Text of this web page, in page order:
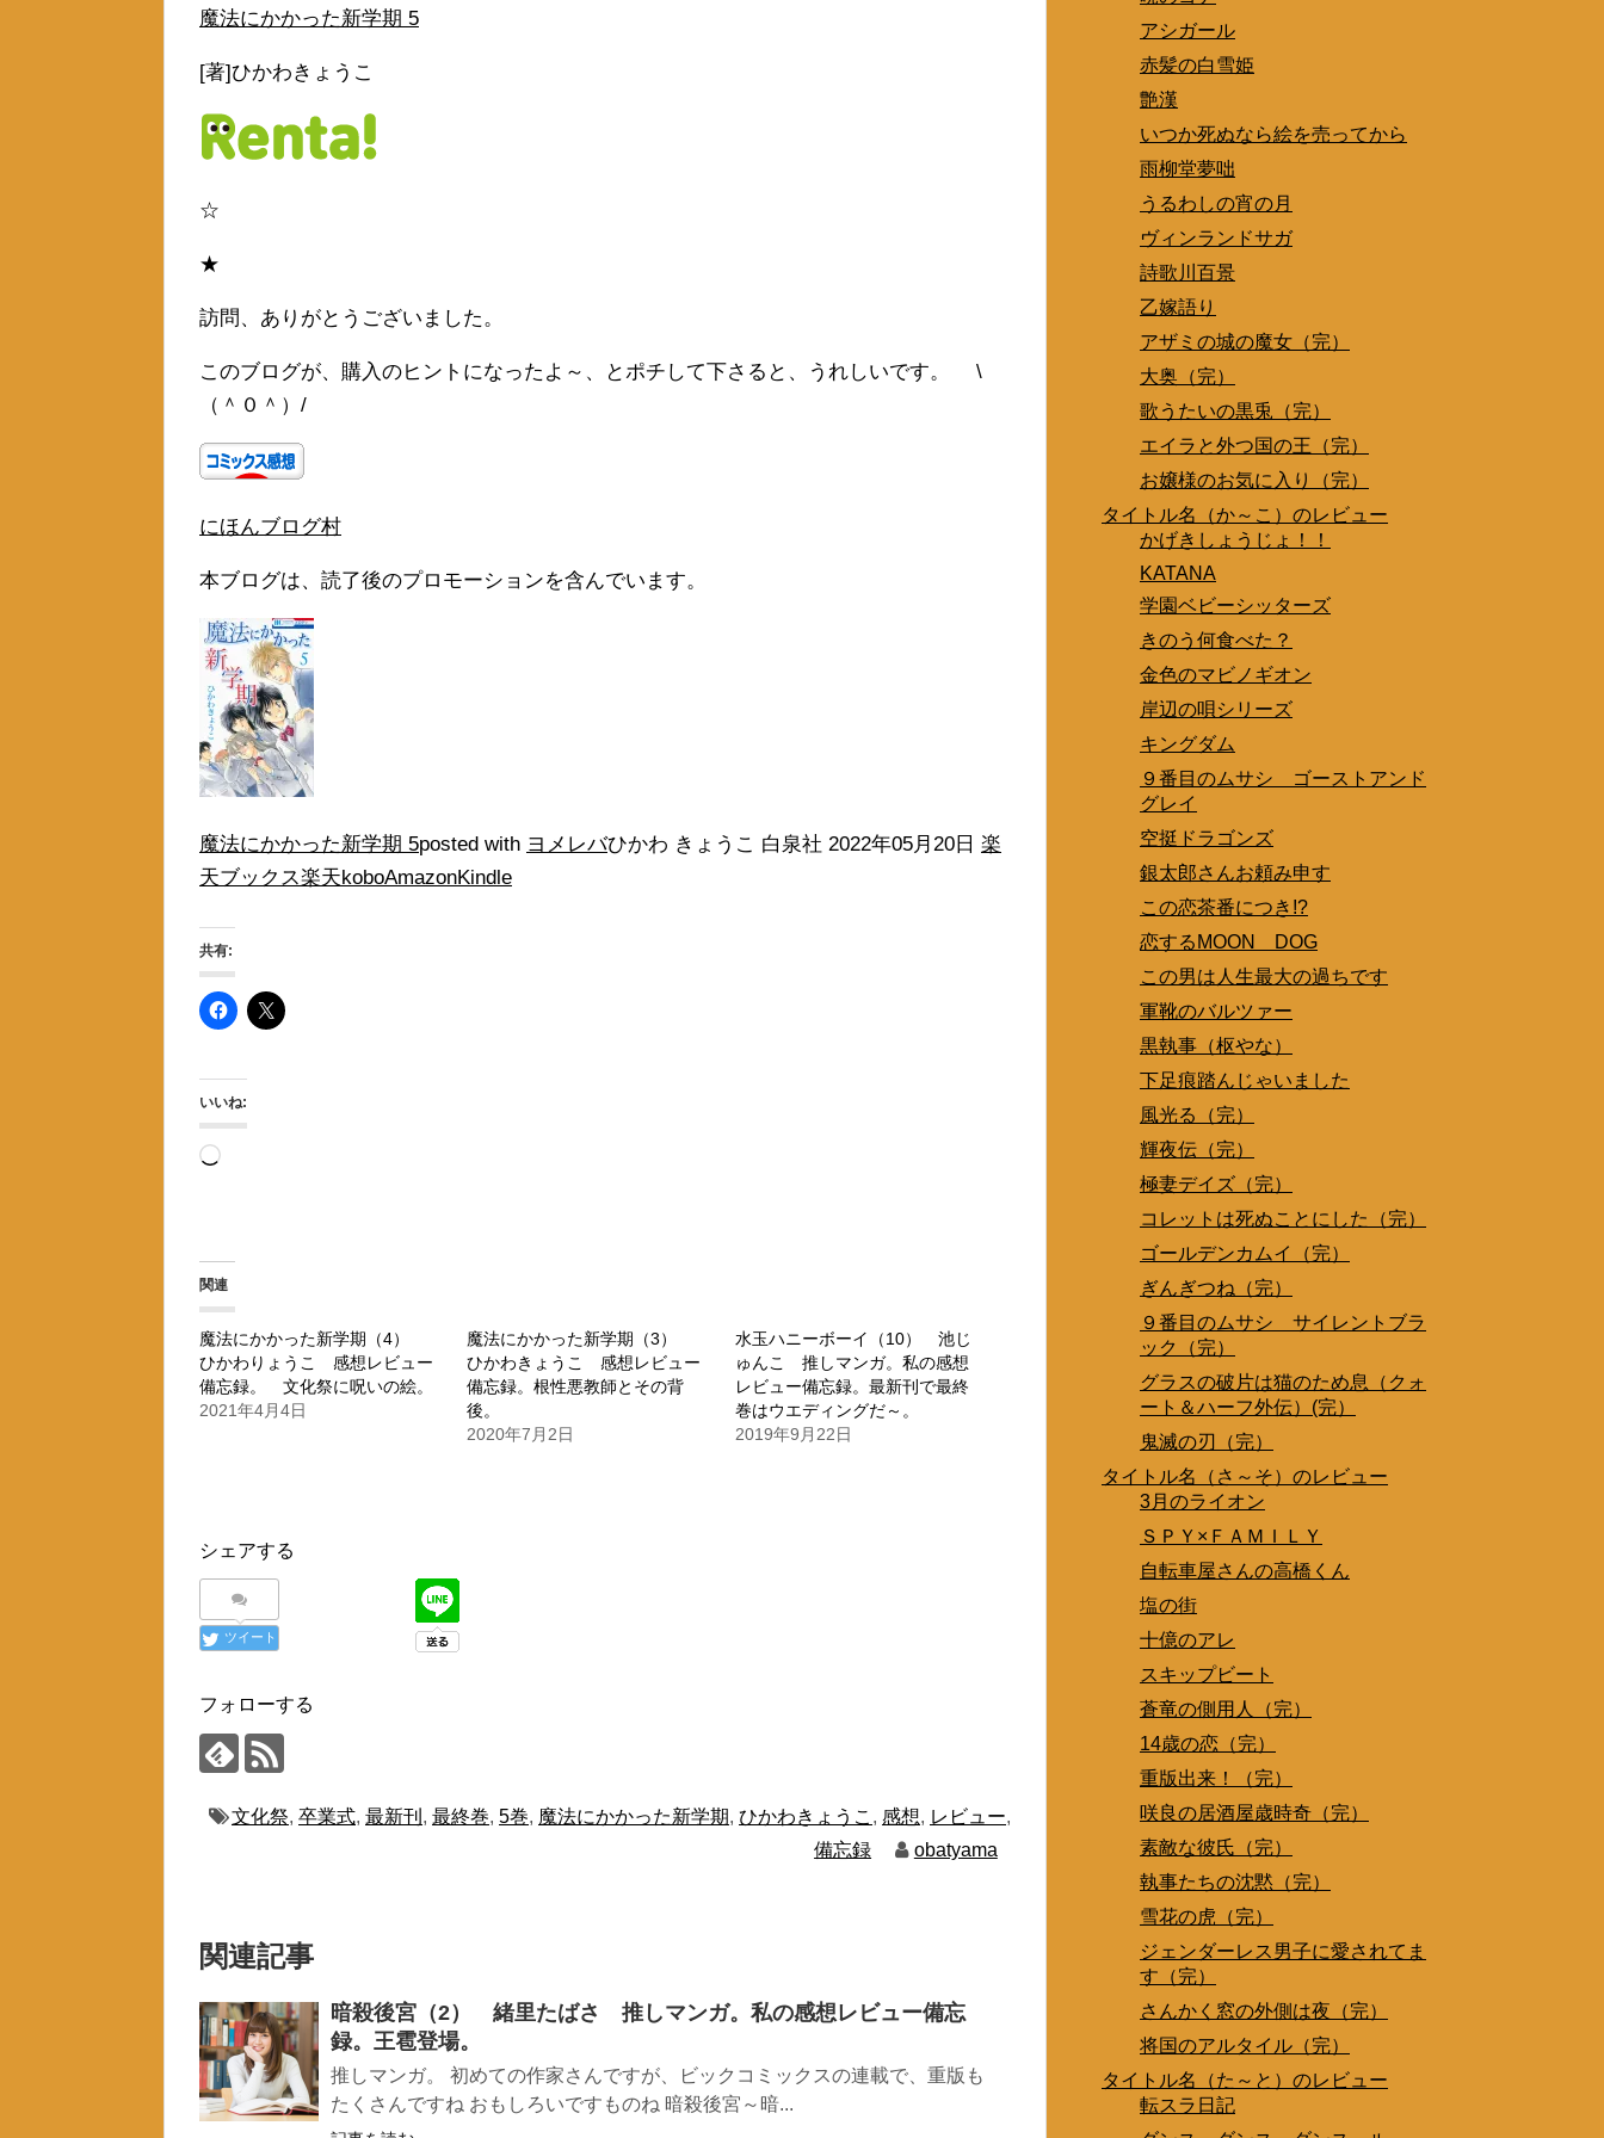
魔法にかかった新学期 5
[著]ひかわきょうこ
☆
★
訪問、ありがとうございました。
このブログが、購入のヒントになったよ～、とポチして下さると、うれしいです。 \
（＾０＾）/
にほんブログ村
本ブログは、読了後のプロモーションを含んでいます。
魔法にかかった新学期 5posted with ヨメレバひかわ きょうこ 白泉社 2022年05月20日 楽
天ブックス楽天koboAmazonKindle
共有:
いいね:
読
み
中…
関連
魔法にかかった新学期（4）
ひかわりょうこ 感想レビュー
備忘録。 文化祭に呪いの絵。
2021年4月4日
魔法にかかった新学期（3）
ひかわきょうこ 感想レビュー
備忘録。根性悪教師とその背
後。
2020年7月2日
水玉ハニーボーイ（10） 池じ
ゅんこ 推しマンガ。私の感想
レビュー備忘録。最新刊で最終
巻はウエディングだ～。
2019年9月22日
シェアする
ツイート
フォローする
文化祭, 卒業式, 最新刊 , 最終巻, 5巻, 魔法にかかった新学期, ひかわきょうこ , 感想, レビュー,
備忘録
obatyama
関連記事
暗殺後宮（2） 緒里たばさ 推しマンガ。私の感想レビュー備忘
録。王雹登場。
推しマンガ。 初めての作家さんですが、ビックコミックスの連載で、重版も
たくさんですね おもしろいですものね 暗殺後宮～暗...
アシガール
赤髪の白雪姫
艶漢
いつか死ぬなら絵を売ってから
雨柳堂夢咄
うるわしの宵の月
ヴィンランドサガ
詩歌川百景
乙嫁語り
アザミの城の魔女（完）
大奥（完）
歌うたいの黒兎（完）
エイラと外つ国の王（完）
お嬢様のお気に入り（完）
タイトル名（か～こ）のレビュー
かげきしょうじょ！！
KATANA
学園ベビーシッターズ
きのう何食べた？
金色のマビノギオン
岸辺の唄シリーズ
キングダム
９番目のムサシ ゴーストアンド
グレイ
空挺ドラゴンズ
銀太郎さんお頼み申す
この恋茶番につき!?
恋するMOON DOG
この男は人生最大の過ちです
軍靴のバルツァー
黒執事（枢やな）
下足痕踏んじゃいました
風光る（完）
輝夜伝（完）
極妻デイズ（完）
コレットは死ぬことにした（完）
ゴールデンカムイ（完）
ぎんぎつね（完）
９番目のムサシ サイレントブラ
ック（完）
グラスの破片は猫のため息（クォ
ート＆ハーフ外伝）(完）
鬼滅の刃（完）
タイトル名（さ～そ）のレビュー
3月のライオン
ＳＰＹ×ＦＡＭＩＬＹ
自転車屋さんの高橋くん
塩の街
十億のアレ
スキップビート
蒼竜の側用人（完）
14歳の恋（完）
重版出来！（完）
咲良の居酒屋歳時奇（完）
素敵な彼氏（完）
執事たちの沈黙（完）
雪花の虎（完）
ジェンダーレス男子に愛されてま
す（完）
さんかく窓の外側は夜（完）
将国のアルタイル（完）
タイトル名（た～と）のレビュー
転スラ日記